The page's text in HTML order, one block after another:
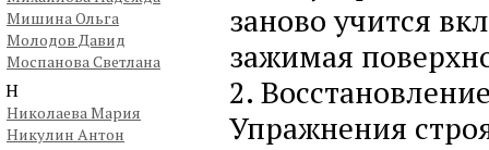
Мишина Ольга
Молодов Давид
Моспанова Светлана
Н
Николаева Мария
Никулин Антон
заново учится
зажимая
2.
Упражнения